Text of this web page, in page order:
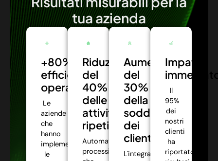
tua azienda
+80%
efficienza
operativa:
Le
aziende
che
hanno
implementato
le
Riduzione
del
40%
delle
attività
ripetitive:
Automatizziamo
processi
Aumento
del
30%
della
soddisfazione
dei
clienti:
L'integrazione
Impatto
Il
95%
dei
nostri
clienti
ha
riportato